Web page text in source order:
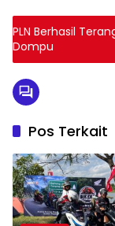
PLN Berhasil
Dompu
Pos Terkait